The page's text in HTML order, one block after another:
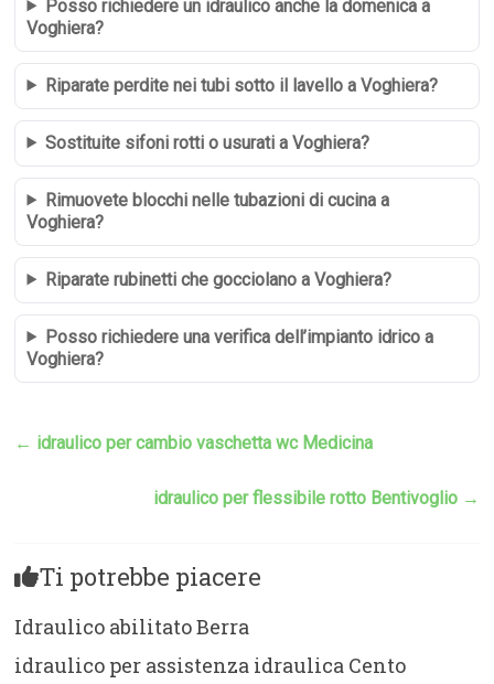
Posso richiedere un idraulico anche la domenica a
Voghiera?
Riparate perdite nei tubi sotto il lavello a Voghiera?
Sostituite sifoni rotti o usurati a Voghiera?
Rimuovete blocchi nelle tubazioni di cucina a
Voghiera?
Riparate rubinetti che gocciolano a Voghiera?
Posso richiedere una verifica dell’impianto idrico a
Voghiera?
← idraulico per cambio vaschetta wc Medicina
idraulico per flessibile rotto Bentivoglio →
Ti potrebbe piacere
Idraulico abilitato Berra
idraulico per assistenza idraulica Cento